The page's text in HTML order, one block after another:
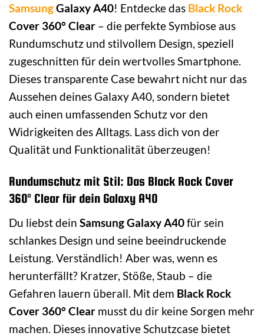
SamsungGalaxy A40! Entdecke das Black Rock
Cover 360° Clear – die perfekte Symbiose aus
Rundumschutz und stilvollem Design, speziell
zugeschnitten für dein wertvolles Smartphone.
Dieses transparente Case bewahrt nicht nur das
Aussehen deines Galaxy A40, sondern bietet
auch einen umfassenden Schutz vor den
Widrigkeiten des Alltags. Lass dich von der
Qualität und Funktionalität überzeugen!
Rundumschutz mit Stil: Das Black Rock Cover
360° Clear für dein Galaxy A40
Du liebst dein Samsung Galaxy A40für sein
schlankes Design und seine beeindruckende
Leistung. Verständlich! Aber was, wenn es
herunterfällt? Kratzer, Stöße, Staub – die
Gefahren lauern überall. Mit dem Black Rock
Cover 360° Clear musst du dir keine Sorgen mehr
machen. Dieses innovative Schutzcase bietet